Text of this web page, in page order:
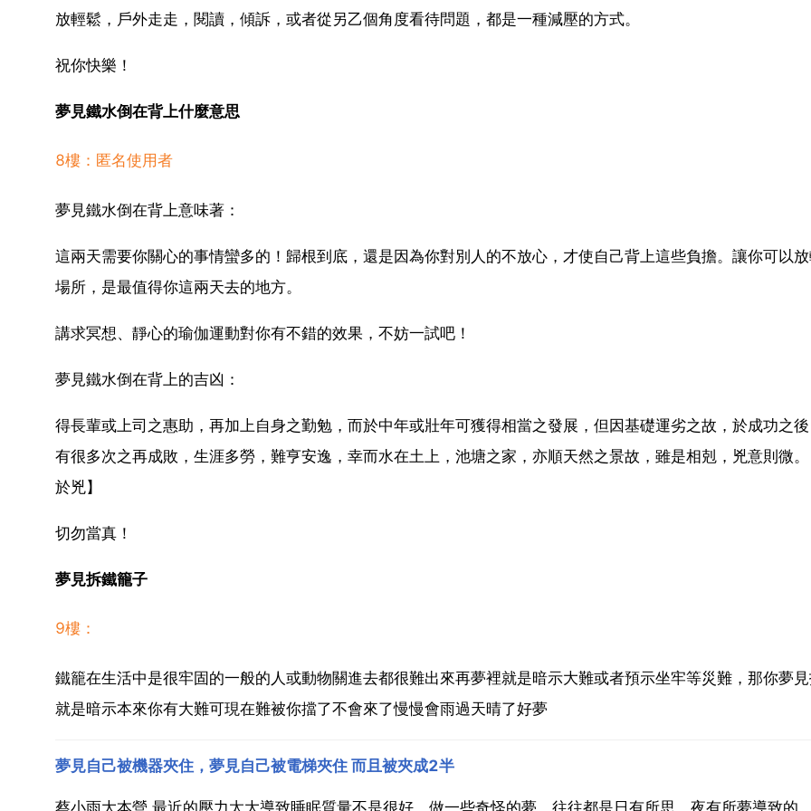
放輕鬆，戶外走走，閱讀，傾訴，或者從另乙個角度看待問題，都是一種減壓的方式。
祝你快樂！
夢見鐵水倒在背上什麼意思
8樓：匿名使用者
夢見鐵水倒在背上意味著：
這兩天需要你關心的事情蠻多的！歸根到底，還是因為你對別人的不放心，才使自己背上這些負擔。讓你可以
場所，是最值得你這兩天去的地方。
講求冥想、靜心的瑜伽運動對你有不錯的效果，不妨一試吧！
夢見鐵水倒在背上的吉凶：
得長輩或上司之惠助，再加上自身之勤勉，而於中年或壯年可獲得相當之發展，但因基礎運劣之故，於成功之
有很多次之再成敗，生涯多勞，難亨安逸，幸而水在土上，池塘之家，亦順天然之景故，雖是相剋，兇意則微
於兇】
切勿當真！
夢見拆鐵籠子
9樓：
鐵籠在生活中是很牢固的一般的人或動物關進去都很難出來再夢裡就是暗示大難或者預示坐牢等災難，那你夢
就是暗示本來你有大難可現在難被你擋了不會來了慢慢會雨過天晴了好夢
夢見自己被機器夾住，夢見自己被電梯夾住 而且被夾成2半
蔡小雨大本營 最近的壓力太大導致睡眠質量不是很好，做一些奇怪的夢，往往都是日有所思，夜有所夢導致的